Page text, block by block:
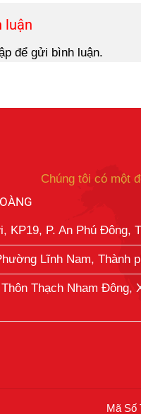
luận
để gửi bình luận.
Chúng tôi có một
KP19, P. An Phú Đông,
Lĩnh Nam, Thành
Thạch Nham Đông,
Mã Số